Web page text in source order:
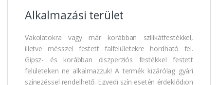
Alkalmazási terület
Vakolatokra vagy már korábban szilikátfestékkel,
illetve mésszel festett falfelületekre hordható fel.
Gipsz- és korábban diszperziós festékkel festett
felületeken ne alkalmazzuk! A termék kizárólag gyári
színezéssel rendelhető. Egyedi szín esetén érdeklődjön